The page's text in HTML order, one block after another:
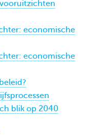
economische
economische
blik op 2040